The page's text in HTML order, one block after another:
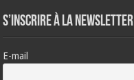
S’inscrire à la newsletter
E-mail